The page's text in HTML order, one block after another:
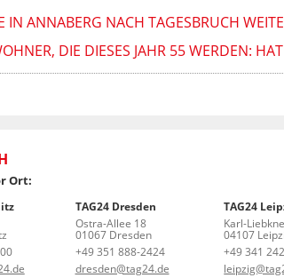
IN ANNABERG NACH TAGESBRUCH
DIE DIESES JAHR 55 WERDEN:
Ort:
TAG24 Dresden
Ostra-Allee 18
01067 Dresden
+49 351 888-2424
dresden@tag24.de
TAG24
Karl-
04107
+49 341